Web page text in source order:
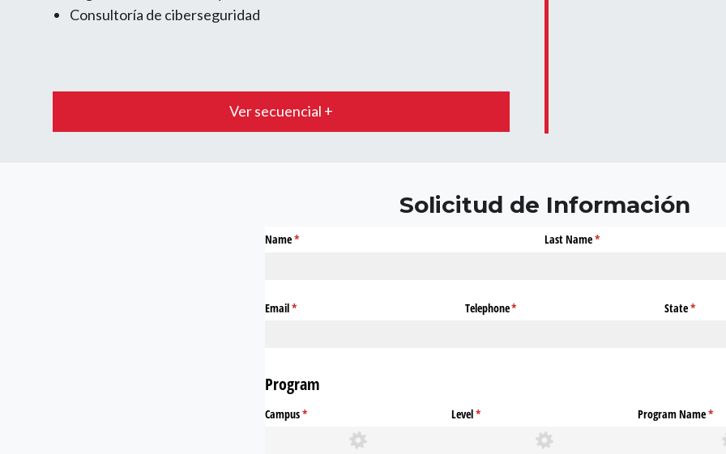
Consultoría de ciberseguridad
Ver secuencial +
Solicitud de Información